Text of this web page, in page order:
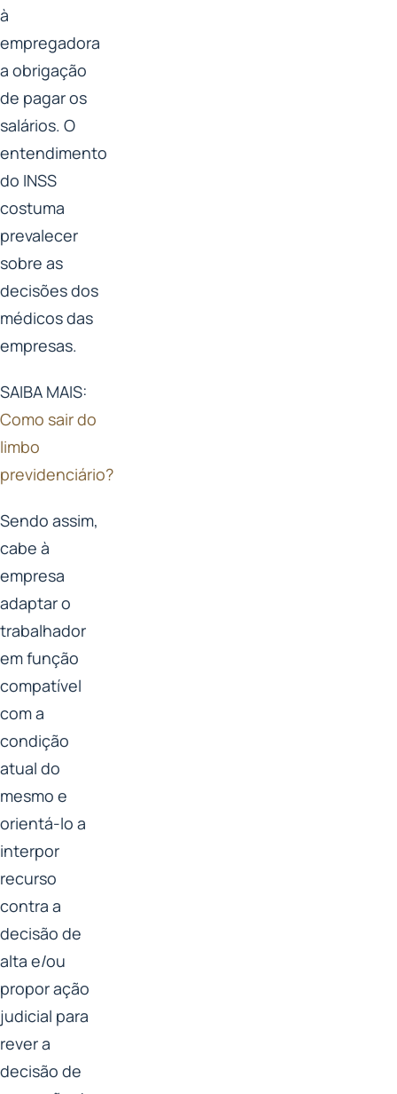
à
empregadora
a obrigação
de pagar os
salários. O
entendimento
do INSS
costuma
prevalecer
sobre as
decisões dos
médicos das
empresas.
SAIBA MAIS:
Como sair do
limbo
previdenciário?
Sendo assim,
cabe à
empresa
adaptar o
trabalhador
em função
compatível
com a
condição
atual do
mesmo e
orientá-lo a
interpor
recurso
contra a
decisão de
alta e/ou
propor ação
judicial para
rever a
decisão de